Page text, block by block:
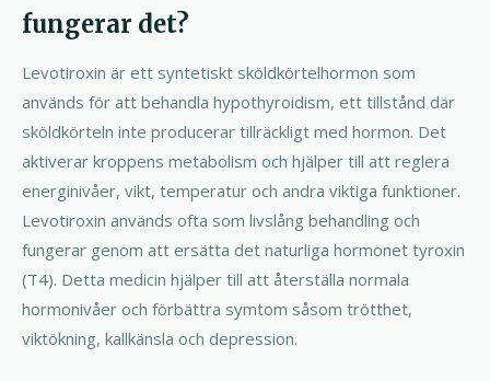
fungerar det?
Levotiroxin är ett syntetiskt sköldkörtelhormon som
används för att behandla hypothyroidism, ett tillstånd där
sköldkörteln inte producerar tillräckligt med hormon. Det
aktiverar kroppens metabolism och hjälper till att reglera
energinivåer, vikt, temperatur och andra viktiga funktioner.
Levotiroxin används ofta som livslång behandling och
fungerar genom att ersätta det naturliga hormonet tyroxin
(T4). Detta medicin hjälper till att återställa normala
hormonivåer och förbättra symtom såsom trötthet,
viktökning, kallkänsla och depression.